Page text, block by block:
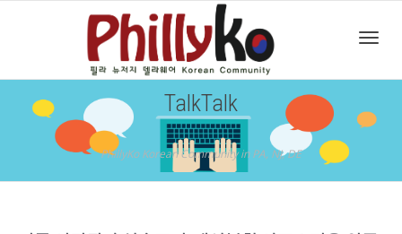
TalkTalk
PhillyKo Korean Community in PA, NJ, DE